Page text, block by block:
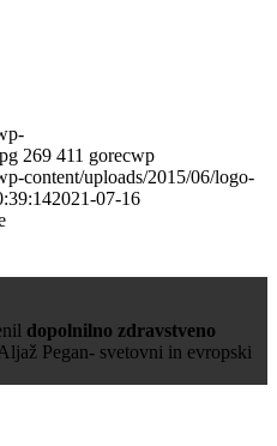
269 411 gorecwp
content/uploads/2015/06/logo-
2021-07-16
dopolnilno zdravstveno
Aljaž Pegan- svetovni in evropski